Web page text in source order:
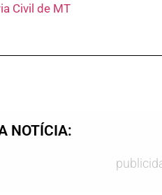
Civil de MT
NOTÍCIA: